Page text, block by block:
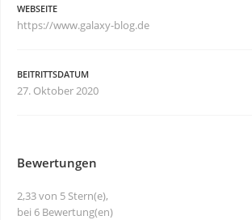
WEBSEITE
https://www.galaxy-blog.de
BEITRITTSDATUM
27. Oktober 2020
Bewertungen
2,33 von 5 Stern(e),
bei 6 Bewertung(en)